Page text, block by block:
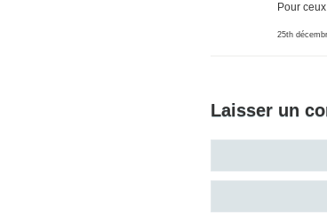
Pour
25th
Laisser un